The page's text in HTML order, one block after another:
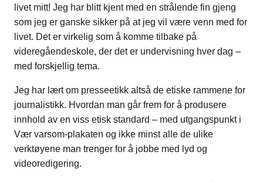
livet mitt! Jeg har blitt kjent med en strålende fin gjeng
som jeg er ganske sikker på at jeg vil være venn med for
livet. Det er virkelig som å komme tilbake på
videregåendeskole, der det er undervisning hver dag –
med forskjellig tema.
Jeg har lært om presseetikk altså de etiske rammene for
journalistikk. Hvordan man går frem for å produsere
innhold av en viss etisk standard – med utgangspunkt i
Vær varsom-plakaten og ikke minst alle de ulike
verktøyene man trenger for å jobbe med lyd og
videoredigering.